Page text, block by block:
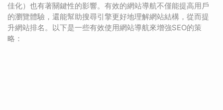
佳化）也有著關鍵性的影響。有效的網站導航不僅能提高用戶
的瀏覽體驗，還能幫助搜尋引擎更好地理解網站結構，從而提
升網站排名。以下是一些有效使用網站導航來增強SEO的策
略：